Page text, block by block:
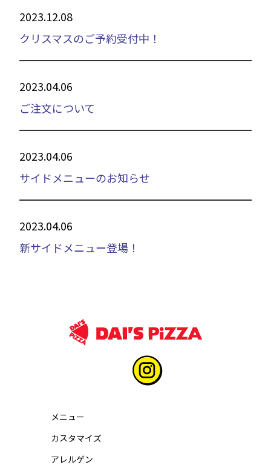
2023.12.08
クリスマスのご予約受付中！
2023.04.06
ご注文について
2023.04.06
サイドメニューのお知らせ
2023.04.06
新サイドメニュー登場！
メニュー
カスタマイズ
アレルゲン